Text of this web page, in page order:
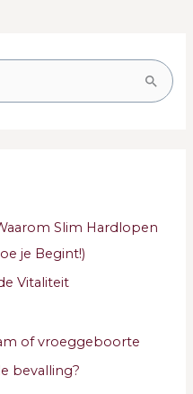
Slim Hardlopen
je Begint!)
Vitaliteit
of vroeggeboorte
bevalling?